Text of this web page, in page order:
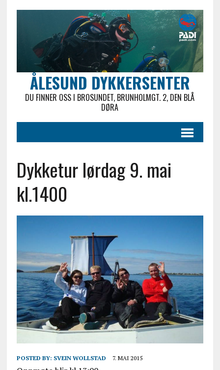
ÅLESUND DYKKERSENTER
DU FINNER OSS I BROSUNDET, BRUNHOLMGT. 2, DEN BLÅ
DØRA
Dykketur lørdag 9. mai
kl.1400
POSTED BY: SVEIN WOLLSTAD 7. MAI 2015